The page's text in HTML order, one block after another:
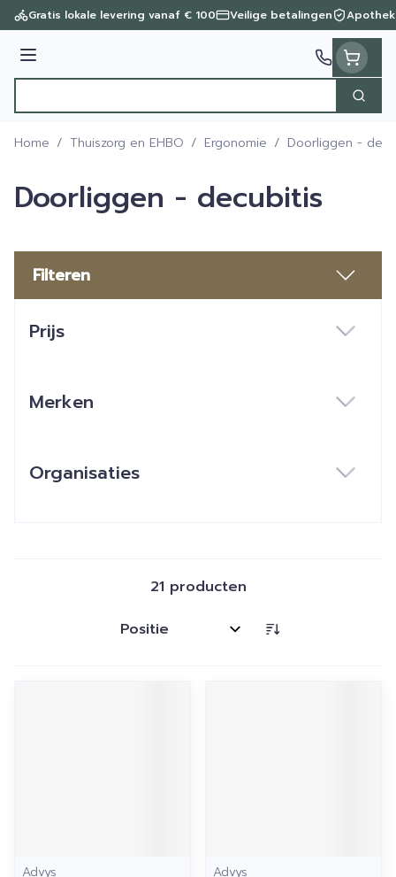
Ga naar de inhoud
Gratis lokale levering vanaf € 100 Veilige betalingen
Menu
Zoek
Home / Thuiszorg en EHBO / Ergonomie / Doorliggen -
Doorliggen - decubitis
Filteren
Prijs
Merken
Organisaties
21 producten
Sorteer op:
Advys
Advys